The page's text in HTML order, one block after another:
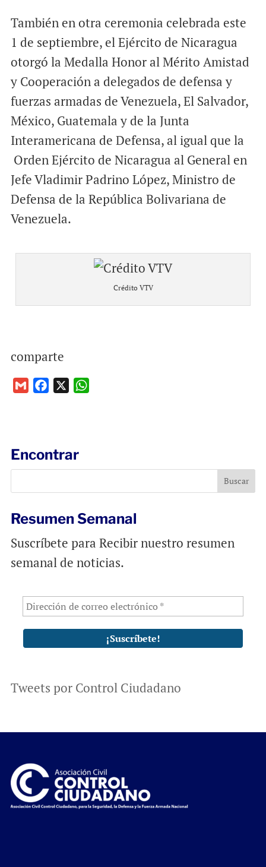
También en otra ceremonia celebrada este
1 de septiembre, el Ejército de Nicaragua
otorgó la Medalla Honor al Mérito Amistad
y Cooperación a delegados de defensa y
fuerzas armadas de Venezuela, El Salvador,
México, Guatemala y de la Junta
Interamericana de Defensa, al igual que la
Orden Ejército de Nicaragua al General en
Jefe Vladimir Padrino López, Ministro de
Defensa de la República Bolivariana de
Venezuela.
Crédito VTV
comparte
o
k
p
Encontrar
Resumen Semanal
Suscríbete para Recibir nuestro resumen
semanal de noticias.
Tweets por Control Ciudadano